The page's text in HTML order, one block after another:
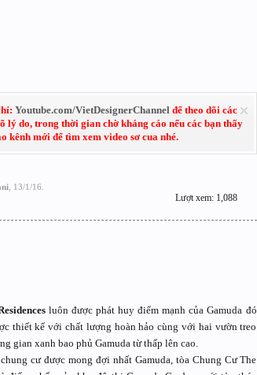
Youtube.com/VietDesignerChannelđể theo dõi các
lý do, trong thời gian chờ kháng cáo nếu các bạn thấy
kênh mới để tìm xem video sơ cua nhé.
, 13/1/16
Lượt xem: 1,088
luôn được phát huy điểm mạnh của Gamuda đó
thiết kế với chất lượng hoàn hảo cùng với hai vườn treo
gian xanh bao phủ Gamuda từ thấp lên cao.
cư được mong đợi nhất Gamuda, tòa Chung Cư The